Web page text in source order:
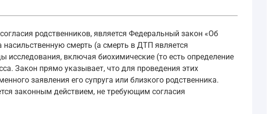
родственников, является Федеральный закон «Об
насильственную смерть (а смерть в ДТП является
исследования, включая биохимические (то есть определение
Закон прямо указывает, что для проведения этих
заявления его супруга или близкого родственника.
законным действием, не требующим согласия